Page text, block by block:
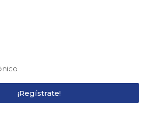
¡Regístrate!